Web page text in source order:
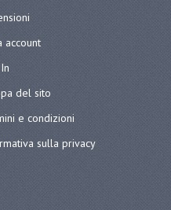
account
del sito
e condizioni
sulla privacy